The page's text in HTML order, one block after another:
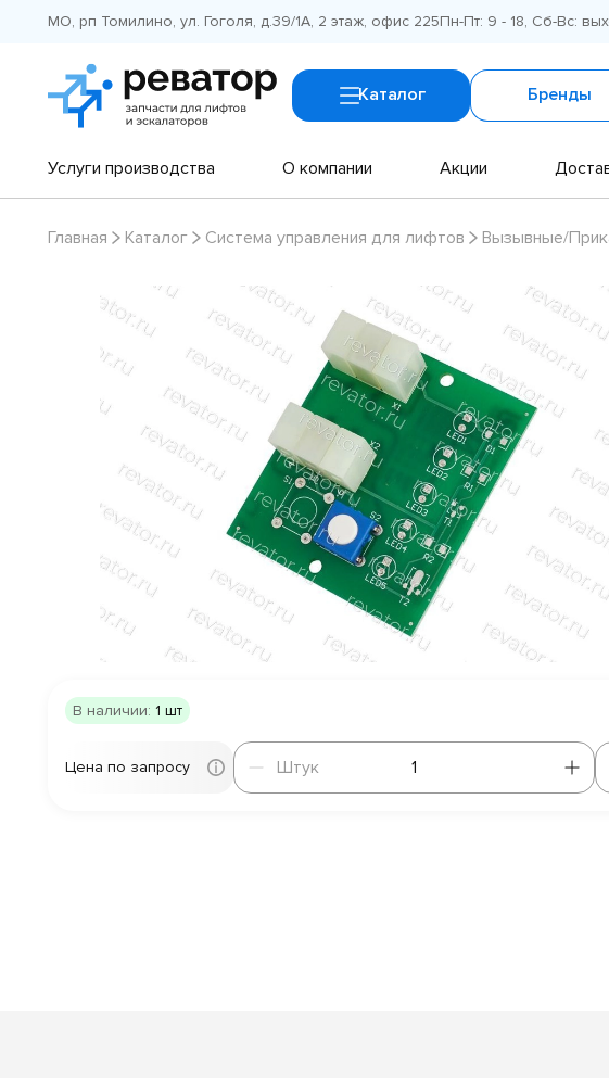
МО, рп Томилино, ул. Гоголя, д.39/1А, 2 этаж, офис 225Пн-Пт: 9 - 18, Сб-Вс:
Каталог Бренды
Услуги производства О компании Акции
Главная Каталог Система управления для лифтов Вызывные/
В наличии: 1 шт
Цена по запросу
Штук
Штук